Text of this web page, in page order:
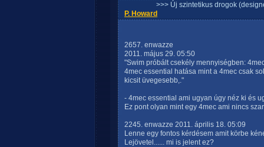
>>> Új szintetikus drogok
P. Howard
2657. enwazze
2011. május 29. 05:50
"Swim próbált csekély mennyiségben:
4mec essential hatása mint a 4mec csak
kicsit üvegesebb,."
- 4mec essential ami ugyan úgy néz ki és
Ez pont olyan mint egy 4mec ami nincs
2245. enwazze 2011. április 18. 05:09
Lenne egy fontos kérdésem amit körbe
Lejövetel...... mi is jelent ez?